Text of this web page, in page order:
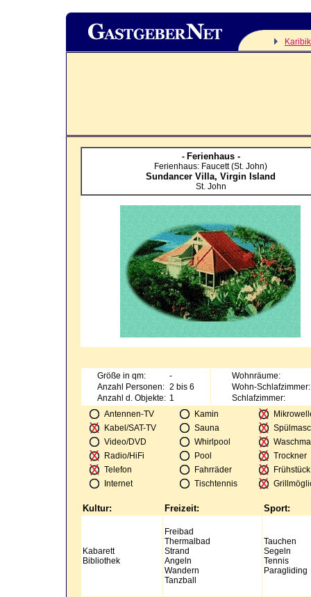
Karibik
- Ferienhaus -
Ferienhaus: Faucett (St. John)
Sundancer Villa, Virgin Island
St. John
Größe in qm:
-
Anzahl Personen: 2 bis 6
Anzahl d. Objekte: 1
Wohnräume:
Wohn-Schlafzimmer:
Schlafzimmer:
Antennen-TV
Kamin
Kabel/SAT-TV
Sauna
Video/DVD
Whirlpool
Radio/HiFi
Pool
Trockner
Telefon
Fahrräder
Internet
Tischtennis
Kultur: Freizeit: Sport:
Kabarett
Bibliothek
Freibad
Thermalbad
Strand
Angeln
Wandern
Tanzball
Tauchen
Segeln
Tennis
Paragliding